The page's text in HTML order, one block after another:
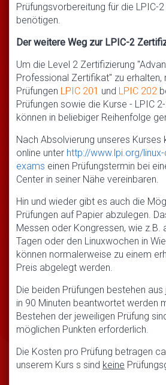
Prüfungsvorbereitung für die LPIC-
benötigen.
Der weitere Weg zur LPIC-2
Um die Level 2 Zertifizierung
Professional Zertifikat" zu erhalten,
Prüfungen LPIC 201 und LPIC 202
Prüfungen sowie die Kurse - LPIC
können in beliebiger Reihenfolge
Nach Absolvierung unseres Kurses
online unter http://www.lpi.org/
exams einen Prüfungstermin bei
Center in seiner Nähe vereinbaren.
Hin und wieder gibt es auch die
Prüfungen auf Papier abzulegen.
Messen oder Kongressen, wie z.B.
Tagen oder den Linuxwochen in
können normalerweise zu einem
Preis abgelegt werden.
Die beiden Prüfungen bestehen
in 90 Minuten beantwortet werden
Bestehen der jeweiligen Prüfung
möglichen Punkten erforderlich.
Die Kosten pro Prüfung betragen
unserem Kurs s sind keine